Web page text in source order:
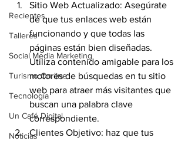
Recientes
Talleres
Social Media Marketing
Turismo On line
Tecnología
Un Café Digital
Noticias
Sitio Web Actualizado: Asegúrate
de que tus enlaces web están
funcionando y que todas las
páginas están bien diseñadas.
Utiliza contenido amigable para los
motores de búsquedas en tu sitio
web para atraer más visitantes que
buscan una palabra clave
correspondiente.
Clientes Objetivo: haz que tus